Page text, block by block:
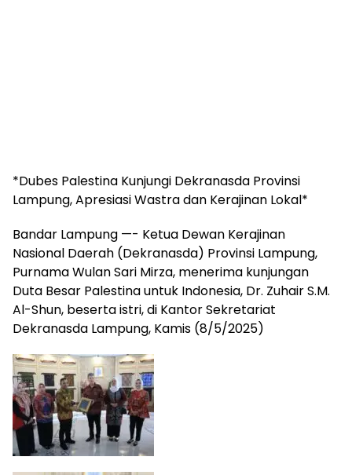
*Dubes Palestina Kunjungi Dekranasda Provinsi
Lampung, Apresiasi Wastra dan Kerajinan Lokal*
Bandar Lampung —- Ketua Dewan Kerajinan
Nasional Daerah (Dekranasda) Provinsi Lampung,
Purnama Wulan Sari Mirza, menerima kunjungan
Duta Besar Palestina untuk Indonesia, Dr. Zuhair S.M.
Al-Shun, beserta istri, di Kantor Sekretariat
Dekranasda Lampung, Kamis (8/5/2025)